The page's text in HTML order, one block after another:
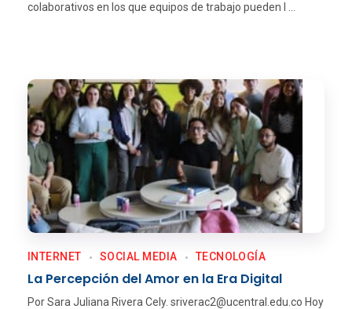
colaborativos en los que equipos de trabajo pueden l ...
La Percepción del Amor en la Era Digital
INTERNET SOCIAL MEDIA TECNOLOGÍ­A
Por Sara Juliana Rivera Cely. sriverac2@ucentral.edu.co Hoy